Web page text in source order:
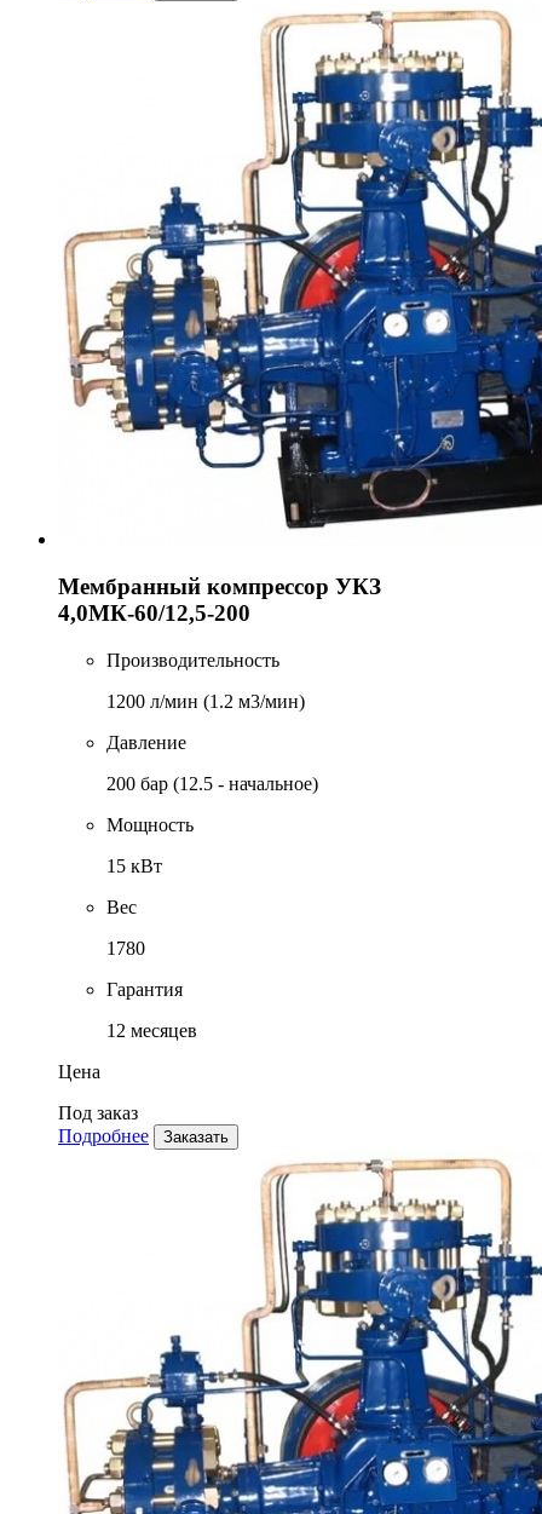
Мембранный компрессор УКЗ
4,0МК-60/12,5-200
Производительность
1200 л/мин (1.2 м3/мин)
Давление
200 бар (12.5 - начальное)
Мощность
15 кВт
Вес
1780
Гарантия
12 месяцев
Цена
Под заказ
Подробнее
Заказать